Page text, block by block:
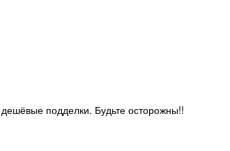
подделки. Будьте осторожны!!